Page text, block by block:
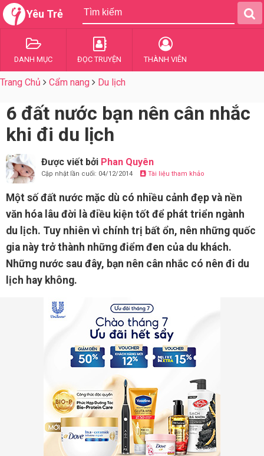
Yêu Trẻ
DANH MỤC ĐỌC TRUYỆN THÀNH VIÊN
Trang Chủ Cẩm nang Du lịch
6 đất nước bạn nên cân nhắc
khi đi du lịch
Được viết bởi Phan Quyên
Cập nhật lần cuối: 04/12/2014 Tài liệu tham khảo
Một số đất nước mặc dù có nhiều cảnh đẹp và nền
văn hóa lâu đời là điều kiện tốt để phát triển ngành
du lịch. Tuy nhiên vì chính trị bất ổn, nên những quốc
gia này trở thành những điểm đen của du khách.
Những nước sau đây, bạn nên cân nhắc có nên đi du
lịch hay không.